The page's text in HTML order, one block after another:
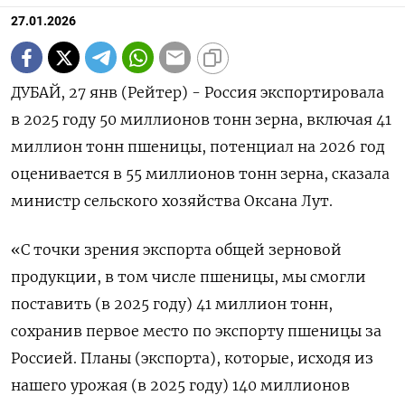
27.01.2026
ДУБАЙ, 27 янв (Рейтер) - Россия экспортировала
в 2025 году 50 миллионов тонн зерна, ⁠включая 41
миллион тонн пшеницы, потенциал на 2026 год
оценивается в 55 миллионов ⁠тонн зерна, сказала
министр ​сельского хозяйства ⁠Оксана Лут.
«С точки зрения экспорта общей ⁠зерновой
продукции, в том числе пшеницы, мы ‌смогли
поставить (в 2025 ‍году) 41 миллион тонн,
сохранив первое ‌место по экспорту пшеницы за
Россией. Планы (​экспорта), которые, исходя из
нашего урожая (в 2025 году) 140 ⁠миллионов